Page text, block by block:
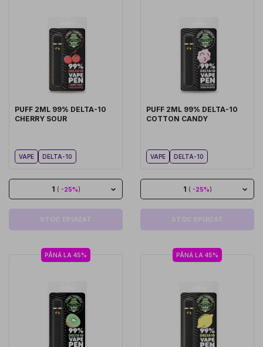
PUFF 2ML 99% DELTA-10
CHERRY SOUR
VAPE DELTA-10
1 ( -25%)
STOC EPUIZAT
PUFF 2ML 99% DELTA-10
COTTON CANDY
VAPE DELTA-10
1 ( -25%)
STOC EPUIZAT
PÂNĂ LA 45% PÂNĂ LA 45%